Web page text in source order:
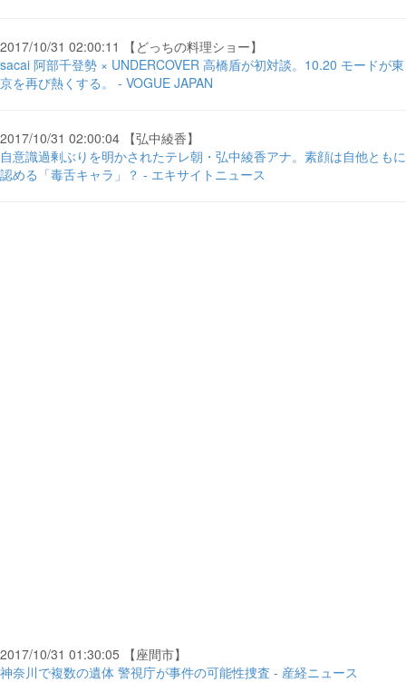
2017/10/31 02:00:11 【どっちの料理ショー】
sacai 阿部千登勢 × UNDERCOVER 高橋盾が初対談。10.20 モードが東
京を再び熱くする。 - VOGUE JAPAN
2017/10/31 02:00:04 【弘中綾香】
自意識過剰ぶりを明かされたテレ朝・弘中綾香アナ。素顔は自他ともに
認める「毒舌キャラ」？ - エキサイトニュース
2017/10/31 01:30:05 【座間市】
神奈川で複数の遺体 警視庁が事件の可能性捜査 - 産経ニュース